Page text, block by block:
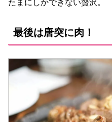
たまにしかできない贅沢。
最後は唐突に肉！